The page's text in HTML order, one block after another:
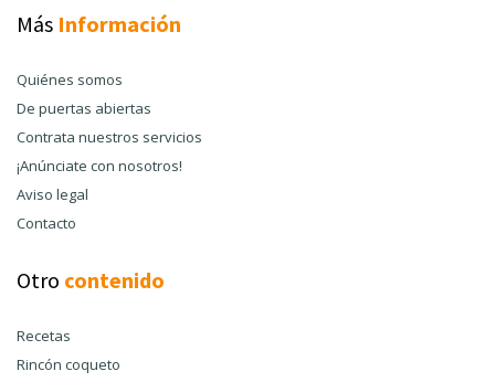
Más Información
Quiénes somos
De puertas abiertas
Contrata nuestros servicios
¡Anúnciate con nosotros!
Aviso legal
Contacto
Otro contenido
Recetas
Rincón coqueto